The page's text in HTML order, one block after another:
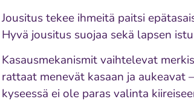
Jousitus tekee ihmeitä paitsi
Hyvä jousitus suojaa sekä lapsen
Kasausmekanismit vaihtelevat
rattaat menevät kasaan ja aukeavat
kyseessä ei ole paras valinta